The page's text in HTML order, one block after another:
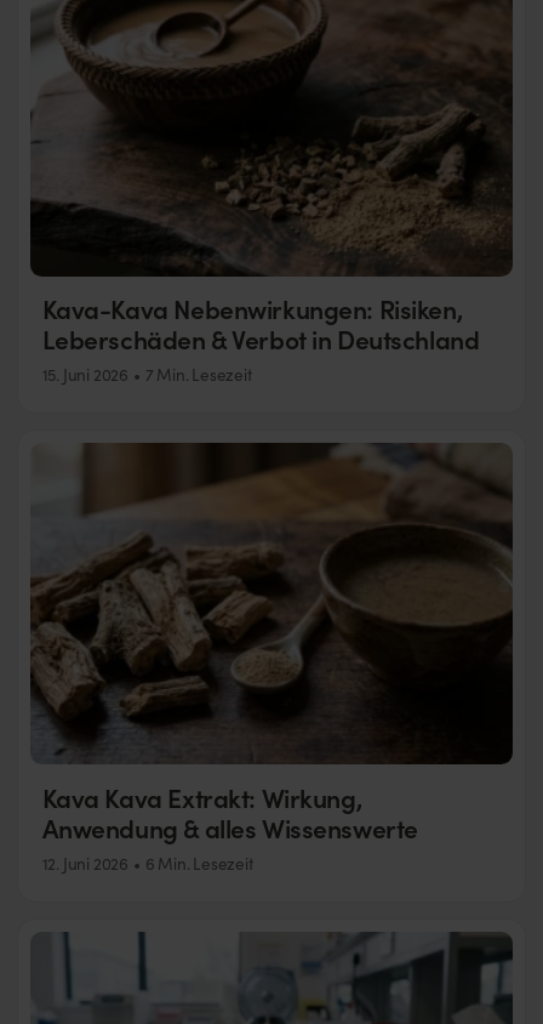
Kava-Kava Nebenwirkungen: Risiken,
Leberschäden & Verbot in Deutschland
15. Juni 2026 7 Min. Lesezeit
Kava Kava Extrakt: Wirkung,
Anwendung & alles Wissenswerte
12. Juni 2026 6 Min. Lesezeit